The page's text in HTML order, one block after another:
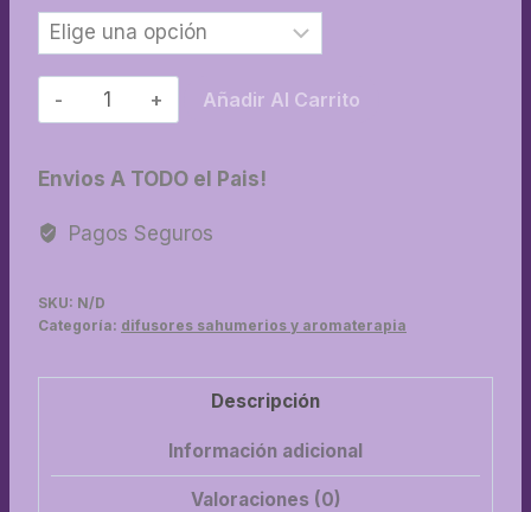
08-
Difusor
Añadir Al Carrito
Envios A TODO el Pais!
Pagos Seguros
SKU: N/D
Categoría: difusores sahumerios y aromaterapia
Descripción
Información adicional
Valoraciones (0)